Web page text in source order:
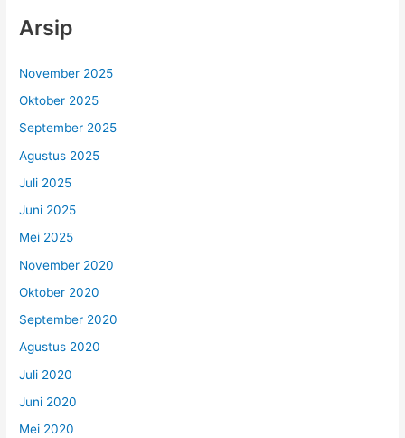
Arsip
November 2025
Oktober 2025
September 2025
Agustus 2025
Juli 2025
Juni 2025
Mei 2025
November 2020
Oktober 2020
September 2020
Agustus 2020
Juli 2020
Juni 2020
Mei 2020